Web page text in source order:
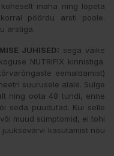
maha ning lõpeta
pöördu arsti poole.
arstiga.
JUHISED: sega väike
NUTRIFIX kinnistiga.
eemaldamist)
suurusele alale. Sulge
ning oota 48 tundi, enne
seda puudutad. Kui selle
muud sümptomid, ei tohi
kasutamist nõu